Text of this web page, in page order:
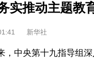
实推动主题教
新华社
中央第十九指导组